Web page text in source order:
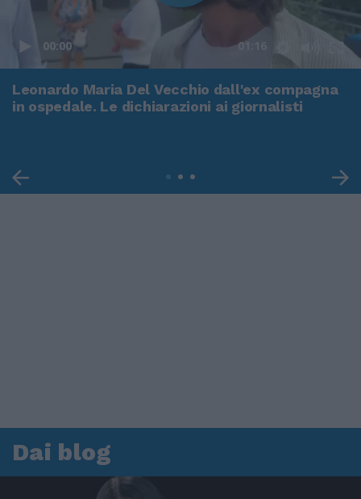
00:00 01:16
Leonardo Maria Del Vecchio dall'ex compagna
in ospedale. Le dichiarazioni ai giornalisti
Dai blog